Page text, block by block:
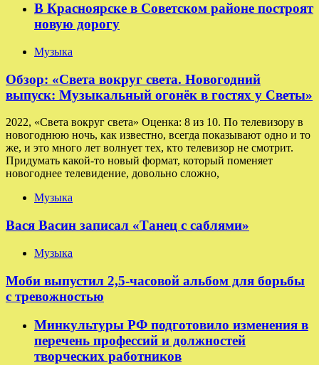
В Красноярске в Советском районе построят
новую дорогу
Музыка
Обзор: «Света вокруг света. Новогодний
выпуск: Музыкальный огонёк в гостях у Светы»
2022, «Света вокруг света» Оценка: 8 из 10. По телевизору в
новогоднюю ночь, как известно, всегда показывают одно и то
же, и это много лет волнует тех, кто телевизор не смотрит.
Придумать какой-то новый формат, который поменяет
новогоднее телевидение, довольно сложно,
Музыка
Вася Васин записал «Танец с саблями»
Музыка
Моби выпустил 2,5-часовой альбом для борьбы
с тревожностью
Минкультуры РФ подготовило изменения в
перечень профессий и должностей
творческих работников